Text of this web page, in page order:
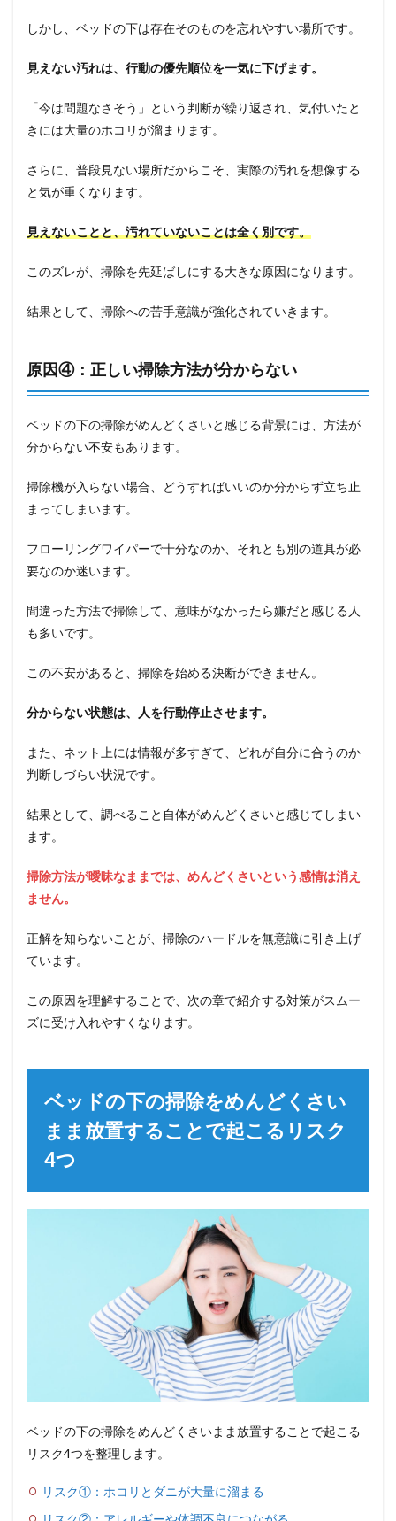
しかし、ベッドの下は存在そのものを忘れやすい場所です。
見えない汚れは、行動の優先順位を一気に下げます。
「今は問題なさそう」という判断が繰り返され、気付いたと
きには大量のホコリが溜まります。
さらに、普段見ない場所だからこそ、実際の汚れを想像する
と気が重くなります。
見えないことと、汚れていないことは全く別です。
このズレが、掃除を先延ばしにする大きな原因になります。
結果として、掃除への苦手意識が強化されていきます。
原因④：正しい掃除方法が分からない
ベッドの下の掃除がめんどくさいと感じる背景には、方法が
分からない不安もあります。
掃除機が入らない場合、どうすればいいのか分からず立ち止
まってしまいます。
フローリングワイパーで十分なのか、それとも別の道具が必
要なのか迷います。
間違った方法で掃除して、意味がなかったら嫌だと感じる人
も多いです。
この不安があると、掃除を始める決断ができません。
分からない状態は、人を行動停止させます。
また、ネット上には情報が多すぎて、どれが自分に合うのか
判断しづらい状況です。
結果として、調べること自体がめんどくさいと感じてしまい
ます。
掃除方法が曖昧なままでは、めんどくさいという感情は消え
ません。
正解を知らないことが、掃除のハードルを無意識に引き上げ
ています。
この原因を理解することで、次の章で紹介する対策がスムー
ズに受け入れやすくなります。
ベッドの下の掃除をめんどくさい
まま放置することで起こるリスク
4つ
ベッドの下の掃除をめんどくさいまま放置することで起こる
リスク4つを整理します。
リスク①：ホコリとダニが大量に溜まる